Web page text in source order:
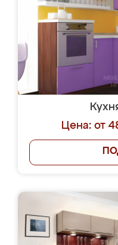
Цена: от